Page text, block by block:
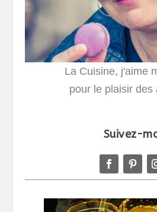
La Cuisine, j'aime
pour le plaisir
Suivez-